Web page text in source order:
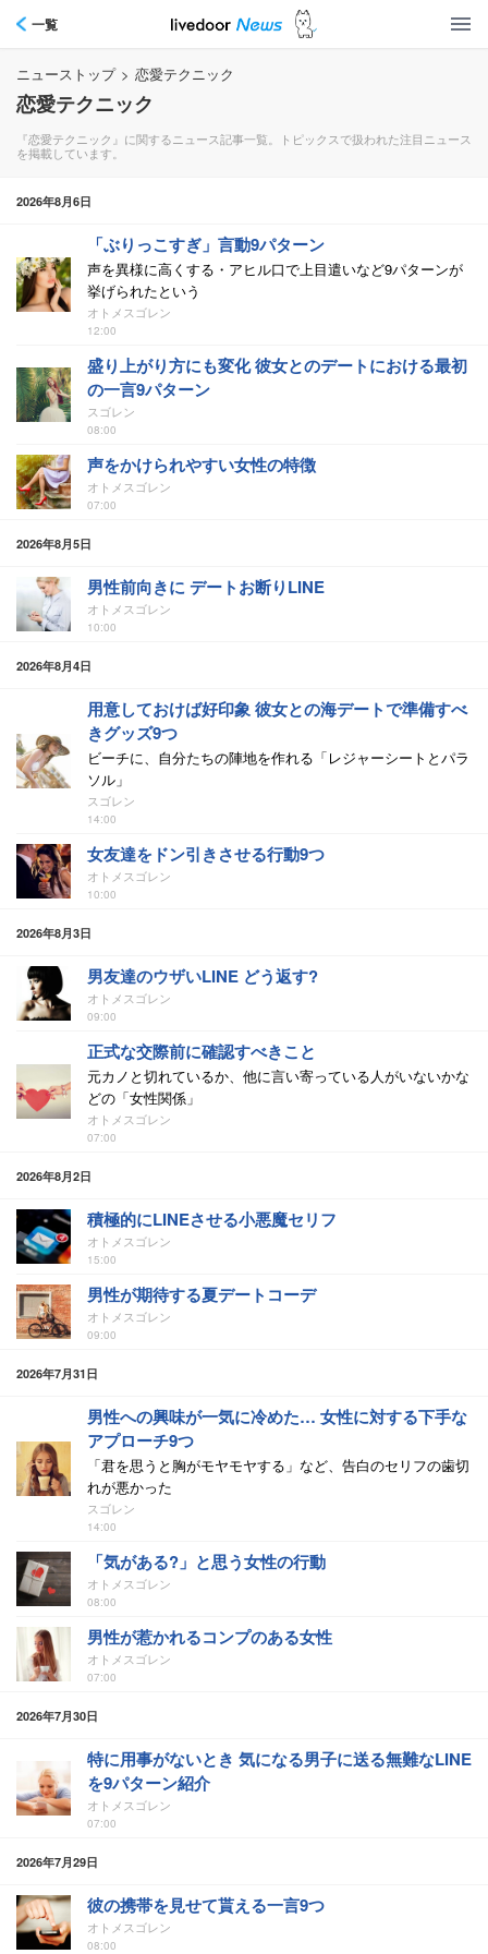
一覧
ニューストップ > 恋愛テクニック
恋愛テクニック
『恋愛テクニック』に関するニュース記事一覧。トピックスで扱われた注目ニュース
を掲載しています。
2026年8月6日
「ぶりっこすぎ」言動9パターン
声を異様に高くする・アヒル口で上目遣いなど9パターンが
挙げられたという
オトメスゴレン
12:00
盛り上がり方にも変化 彼女とのデートにおける最初
の一言9パターン
スゴレン
08:00
声をかけられやすい女性の特徴
オトメスゴレン
07:00
2026年8月5日
男性前向きに デートお断りLINE
オトメスゴレン
10:00
2026年8月4日
用意しておけば好印象 彼女との海デートで準備すべ
きグッズ9つ
ビーチに、自分たちの陣地を作れる「レジャーシートとパラ
ソル」
スゴレン
14:00
女友達をドン引きさせる行動9つ
オトメスゴレン
10:00
2026年8月3日
男友達のウザいLINE どう返す?
オトメスゴレン
09:00
正式な交際前に確認すべきこと
元カノと切れているか、他に言い寄っている人がいないかな
どの「女性関係」
オトメスゴレン
07:00
2026年8月2日
積極的にLINEさせる小悪魔セリフ
オトメスゴレン
15:00
男性が期待する夏デートコーデ
オトメスゴレン
09:00
2026年7月31日
男性への興味が一気に冷めた… 女性に対する下手な
アプローチ9つ
「君を思うと胸がモヤモヤする」など、告白のセリフの歯切
れが悪かった
スゴレン
14:00
「気がある?」と思う女性の行動
オトメスゴレン
08:00
男性が惹かれるコンプのある女性
オトメスゴレン
07:00
2026年7月30日
特に用事がないとき 気になる男子に送る無難なLINE
を9パターン紹介
オトメスゴレン
07:00
2026年7月29日
彼の携帯を見せて貰える一言9つ
オトメスゴレン
08:00